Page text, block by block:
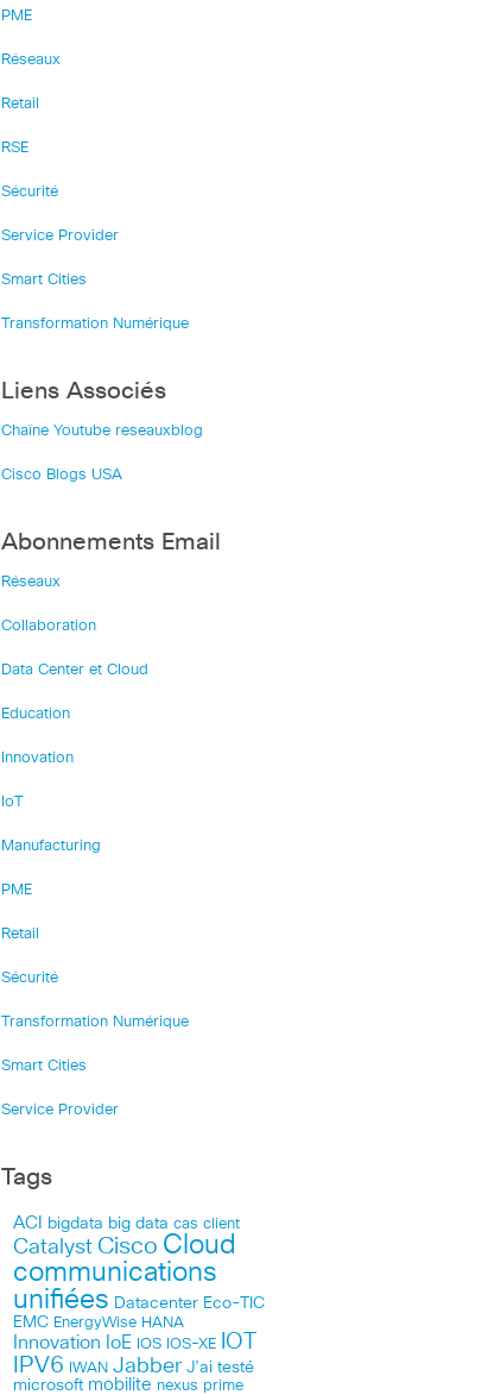
PME
Réseaux
Retail
RSE
Sécurité
Service Provider
Smart Cities
Transformation Numérique
Liens Associés
Chaîne Youtube reseauxblog
Cisco Blogs USA
Abonnements Email
Réseaux
Collaboration
Data Center et Cloud
Education
Innovation
IoT
Manufacturing
PME
Retail
Sécurité
Transformation Numérique
Smart Cities
Service Provider
Tags
ACI bigdata big data cas client
Catalyst Cisco Cloud
communications
unifiées Datacenter Eco-TIC
EMC EnergyWise HANA
Innovation IoE IOS IOS-XE IOT
IPV6 IWAN Jabber J’ai testé
microsoft mobilite nexus prime